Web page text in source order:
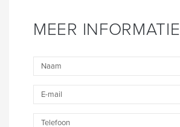
MEER INFORMATIE
Naam
Telefoon